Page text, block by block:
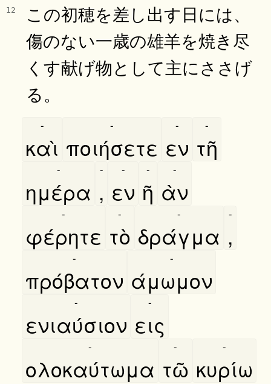
12
この初穂を差し出す日には、
傷のない一歳の雄羊を焼き尽
くす献げ物として主にささげ
る。
καὶ
-
ποιήσετε
-
εν
-
τῆ
-
ημέρα
-
,
-
εν
-
ῆ
-
ὰν
-
φέρητε
-
τὸ
-
δράγμα
-
,
-
πρόβατον
-
άμωμον
-
ενιαύσιον
-
εις
-
ολοκαύτωμα
-
τῶ
-
κυρίω
-